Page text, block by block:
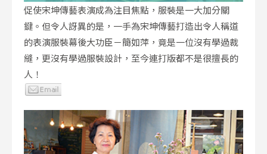
促使宋坤傳藝表演成為注目焦點，服裝是一大加分關
鍵。但令人訝異的是，一手為宋坤傳藝打造出令人稱道
的表演服裝幕後大功臣－簡如萍，竟是一位沒有學過裁
縫，更沒有學過服裝設計，至今連打版都不是很擅長的
人！